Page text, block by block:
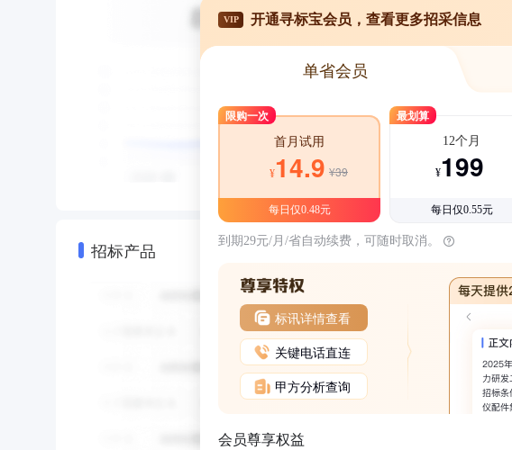
招标产品
VIP 开通寻标宝会员，查看更多招采信息
单省会员
限购一次
首月试用
¥14.9 ¥39
每日仅0.48元
最划算
12个月
¥199
每日仅0.55元
到期29元/月/省自动续费，可随时取消。
标讯详情查看
关键电话直连
甲方分析查询
会员尊享权益